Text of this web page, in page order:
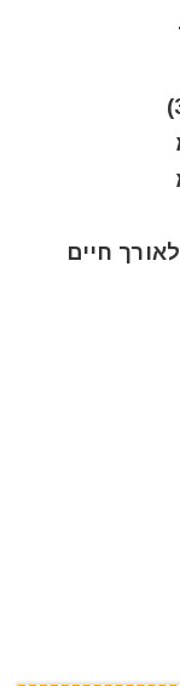
מנוע חזק ללא פחמים BL MOTOR לאורך חיים